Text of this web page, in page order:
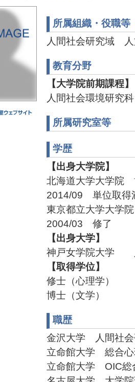
所属組織・役職等
人間社会研究域
教育分野
【大学院前期課程】
人間社会環境研究
所属研究室等
学歴
【出身大学院】
北海道大学大学
2014/09 単位取得
東京都立大学大
2004/03 修了
【出身大学】
神戸女学院大学
【取得学位】
修士（心理学）
博士（文学）
職歴
金沢大学 人間社
立命館大学 総合
立命館大学 OIC総